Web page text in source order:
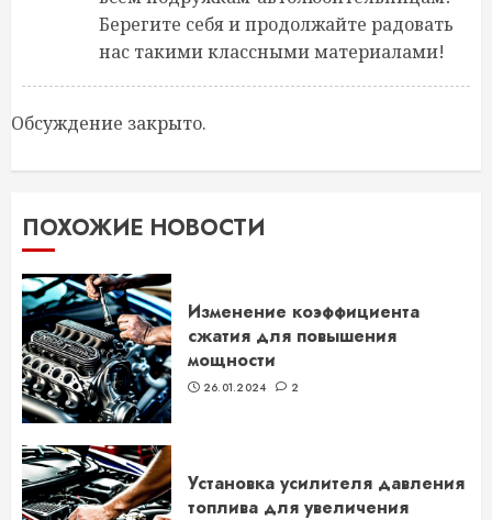
Берегите себя и продолжайте радовать
нас такими классными материалами!
Обсуждение закрыто.
ПОХОЖИЕ НОВОСТИ
Изменение коэффициента
сжатия для повышения
мощности
26.01.2024 2
Установка усилителя давления
топлива для увеличения